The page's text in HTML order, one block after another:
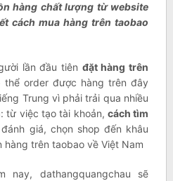
hàng chất lượng từ website
cách mua hàng trên taobao
lần đầu tiên đặt hàng trên
order được hàng trên đây
Trung vì phải trải qua nhiều
từ việc tạo tài khoản, cách tìm
giá, chọn shop đến khâu
trên taobao về Việt Nam
nay, dathangquangchau sẽ